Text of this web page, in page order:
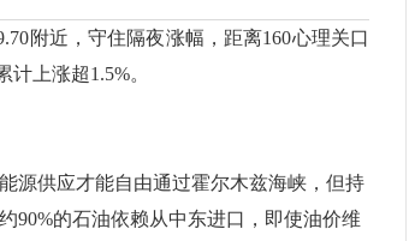
附近，守住隔夜涨幅，距离160心理关口
上涨超1.5%。
供应才能自由通过霍尔木兹海峡，但持
90%的石油依赖从中东进口，即使油价维